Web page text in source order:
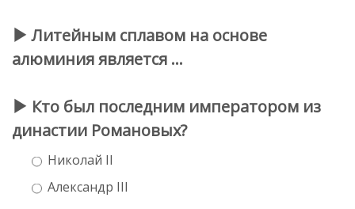
Литейным сплавом на основе
алюминия является …
Кто был последним императором из
династии Романовых?
Николай II
Александр III